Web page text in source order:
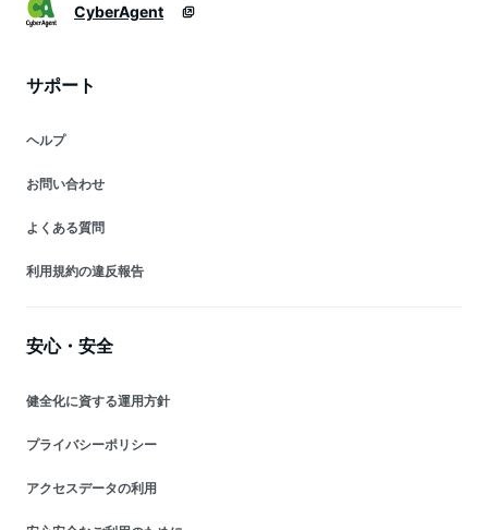
CyberAgent
サポート
ヘルプ
お問い合わせ
よくある質問
利用規約の違反報告
安心・安全
健全化に資する運用方針
プライバシーポリシー
アクセスデータの利用